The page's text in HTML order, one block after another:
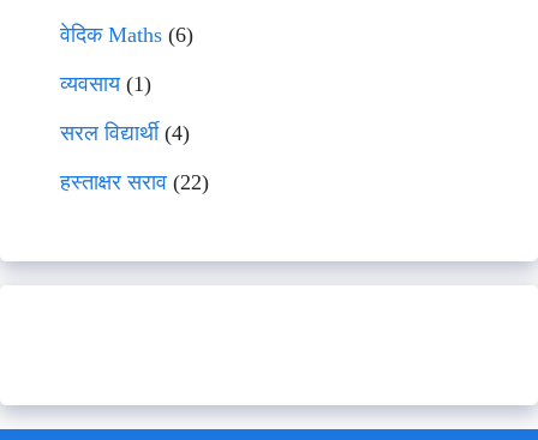
वेदिक Maths (6)
व्यवसाय(1)
सरल विद्यार्थी(4)
हस्ताक्षर सराव (22)